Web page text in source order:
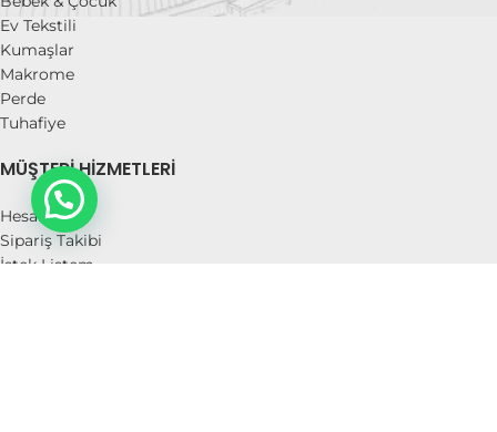
Ev Tekstili
Kumaşlar
Makrome
Perde
Tuhafiye
MÜŞTERI HIZMETLERI
Hesabım
Sipariş Takibi
İstek Listem